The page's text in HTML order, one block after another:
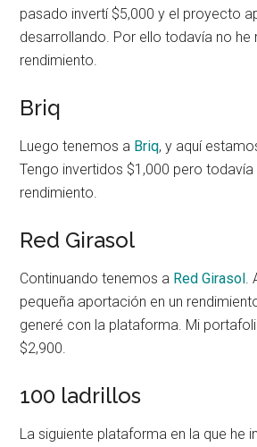
pasado invertí $5,000 y el proyecto
desarrollando. Por ello todavía no he
rendimiento.
Briq
Luego tenemos a Briq, y aquí
Tengo invertidos $1,000 pero todavía
rendimiento.
Red Girasol
Continuando tenemos a Red Girasol
pequeña aportación en un
generé con la plataforma. Mi
$2,900.
100 ladrillos
La siguiente plataforma en la que he